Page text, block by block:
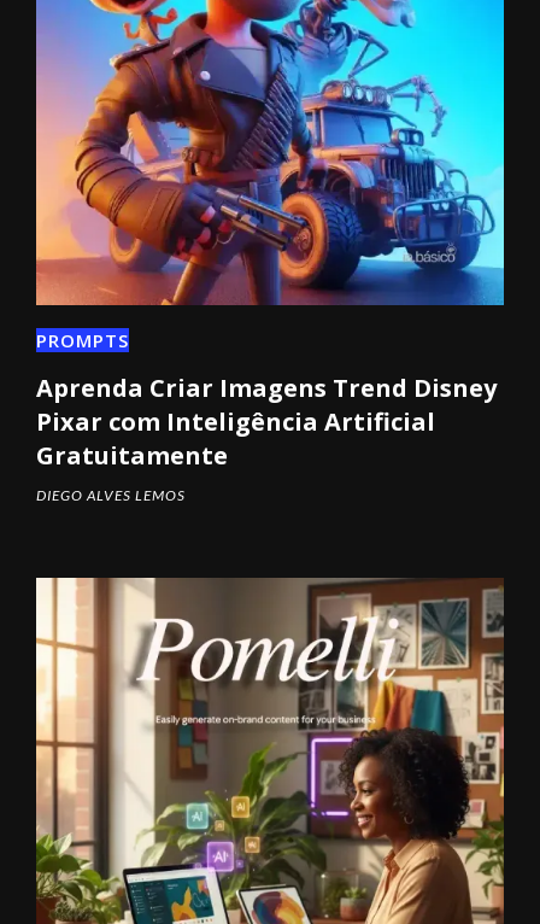
PROMPTS
Aprenda Criar Imagens Trend Disney
Pixar com Inteligência Artificial
Gratuitamente
DIEGO ALVES LEMOS